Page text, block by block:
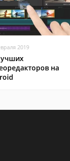
2019
на